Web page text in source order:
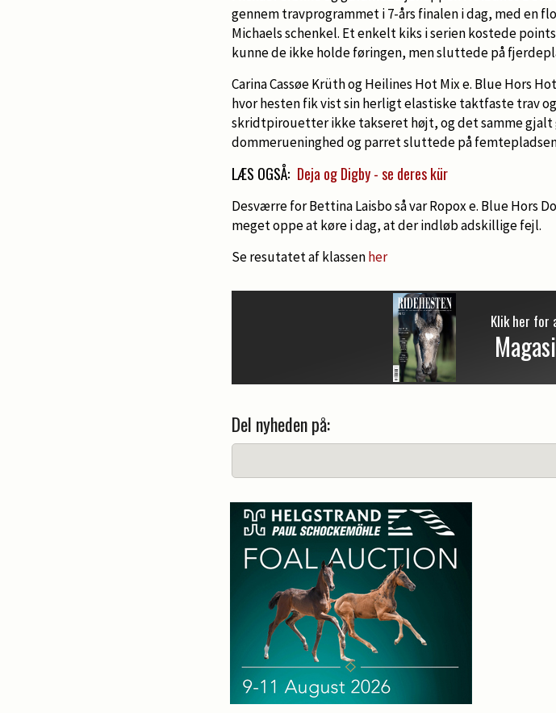
gennem travprogrammet i 7-års finalen i dag, med en
Michaels schenkel. Et enkelt kiks i serien kostede
kunne de ikke holde føringen, men sluttede på
Carina Cassøe Krüth og Heilines Hot Mix e. Blue Hors
hvor hesten fik vist sin herligt elastiske taktfaste trav
skridtpirouetter ikke takseret højt, og det samme
dommerueninghed og parret sluttede på femtepladsen
LÆS OGSÅ: Deja og Digby - se deres kür
Desværre for Bettina Laisbo så var Ropox e. Blue Hors
meget oppe at køre i dag, at der indløb adskillige fejl.
Se resutatet af klassenher
Klik her for
Del nyheden på: